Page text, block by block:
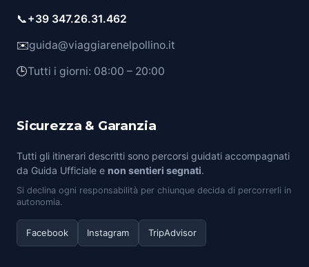
📞+39 347.26.31.462
✉️guida@viaggiarenelpollino.it
🕒Tutti i giorni: 08:00 – 20:00
Sicurezza & Garanzia
Tutti gli itinerari descritti sono percorsi guidati accompagnati
da Guida Ufficiale e non sentieri segnati.
Si declina ogni responsabilità per chiunque decida di percorrerli in
autonomia.
Facebook Instagram TripAdvisor